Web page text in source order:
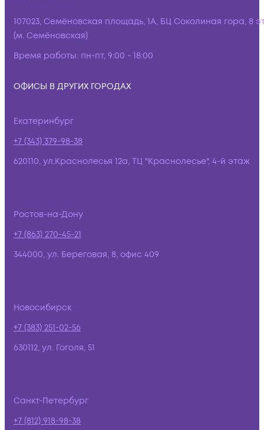
107023, Семёновская площадь, 1А, БЦ Соколиная гора, 8
(м. Семёновская)
Время работы: пн-пт, 9:00 - 18:00
ОФИСЫ В ДРУГИХ ГОРОДАХ
Екатеринбург
+7 (343) 379-98-38
620110, ул.Краснолесья 12а, ТЦ "Краснолесье", 4-й этаж
Ростов-на-Дону
+7 (863) 270-45-21
344000, ул. Береговая, 8, офис 409
Новосибирск
+7 (383) 251-02-56
630112, ул. Гоголя, 51
Санкт-Петербург
+7 (812) 918-98-38